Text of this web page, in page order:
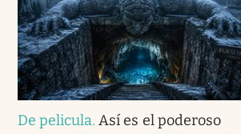
De pelicula.Así es el poderoso